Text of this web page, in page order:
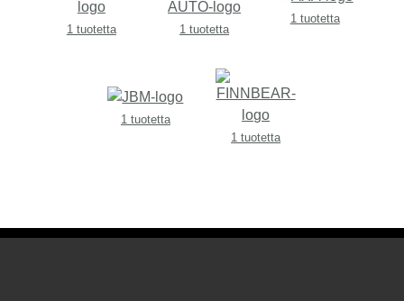
1 tuotetta 1 tuotetta
1 tuotetta
1 tuotetta
1 tuotetta